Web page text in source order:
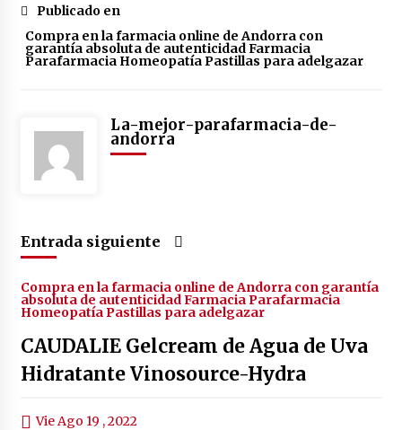
Publicado en
Compra en la farmacia online de Andorra con
garantía absoluta de autenticidad Farmacia
Parafarmacia Homeopatía Pastillas para adelgazar
La-mejor-parafarmacia-de-
andorra
Entrada siguiente
Compra en la farmacia online de Andorra con garantía
absoluta de autenticidad Farmacia Parafarmacia
Homeopatía Pastillas para adelgazar
CAUDALIE Gelcream de Agua de Uva
Hidratante Vinosource-Hydra
Vie Ago 19 , 2022